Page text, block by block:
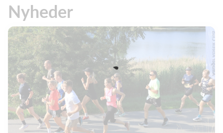
Nyheder